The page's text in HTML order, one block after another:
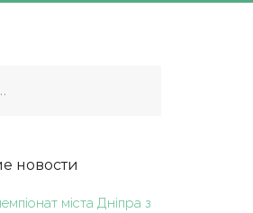
новости
міста Дніпра з